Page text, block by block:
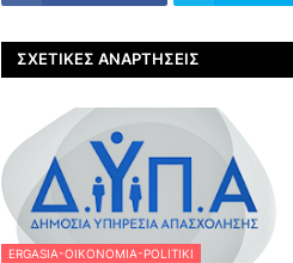
ΣΧΕΤΙΚΈΣ ΑΝΑΡΤΉΣΕΙΣ
ERGASIA-OIKONOMIA-POLITIKI